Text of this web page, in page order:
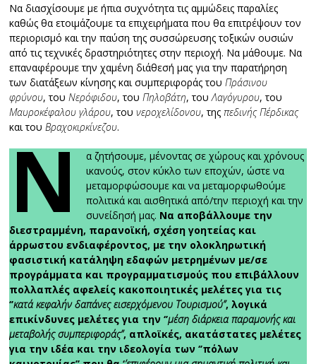
Να διασχίσουμε με ήπια συχνότητα τις αμμώδεις παραλίες
καθώς θα ετοιμάζουμε τα επιχειρήματα που θα επιτρέψουν τον
περιορισμό και την παύση της συσσώρευσης τοξικών ουσιών
από τις τεχνικές δραστηριότητες στην περιοχή. Να μάθουμε. Να
επαναφέρουμε την χαμένη διάθεσή μας για την παρατήρηση
των διατάξεων κίνησης και συμπεριφοράς του Πράσινου
φρύνου, του Νερόφιδου, του Πηλοβάτη, τουΛαγόγυρου, του
Μαυροκέφαλου γλάρου, τουνεροχελίδονου, της πεδινής Πέρδικας
και του Βραχοκιρκίνεζου.
Ν
α ζητήσουμε, μένοντας σε χώρους και χρόνους
ικανούς, στον κύκλο των εποχών, ώστε να
μεταμορφώσουμε και να μεταμορφωθούμε
πολιτικά και αισθητικά από/την περιοχή και την
συνείδησή μας. Να αποβάλλουμε την
διεστραμμένη, παρανοϊκή, σχέση γοητείας και
άρρωστου ενδιαφέροντος, με την ολοκληρωτική
φασιστική κατάληψη εδαφών μετρημένων με/σε
προγράμματα και προγραμματισμούς που επιβάλλουν
πολλαπλές αφελείς κακοποιητικές μελέτες για τις
‘’κατά κεφαλήν δαπάνες εισερχόμενου Τουρισμού’’, λογικά
επικίνδυνες μελέτες για την ‘’μέση διάρκεια παραμονής και
μεταβολής συμπεριφοράς’’, απλοϊκές, ακατάστατες μελέτες
για την ιδέα και την ιδεολογία των ‘’πόλων